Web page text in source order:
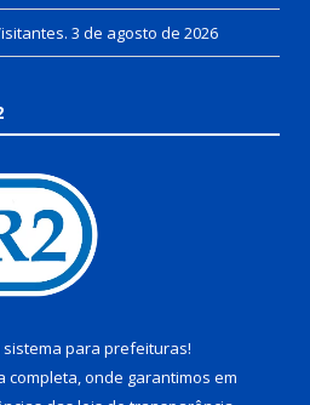
3 de agosto de 2026
sistema para prefeituras!
completa, onde garantimos em